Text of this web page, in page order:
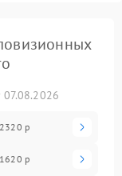
2320 р
1620 р